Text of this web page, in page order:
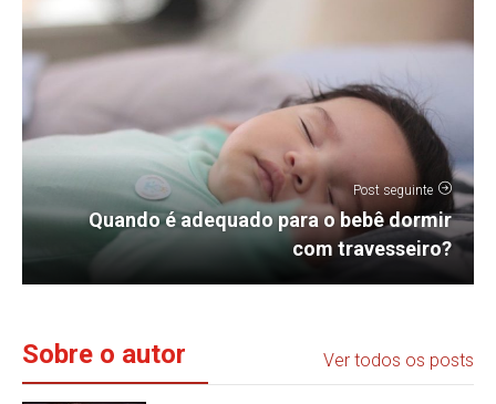
Post seguinte
Quando é adequado para o bebê dormir
com travesseiro?
Sobre o autor Ver todos os posts